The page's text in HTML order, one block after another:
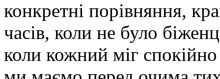
конкретні порівняння,
часів, коли не було
коли кожний міг